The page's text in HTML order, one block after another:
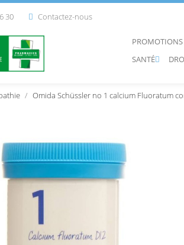
30  Contactez-nous
PROMOTIONS

SANTÉ
Omida Schüssler no 1 calcium Fluoratum